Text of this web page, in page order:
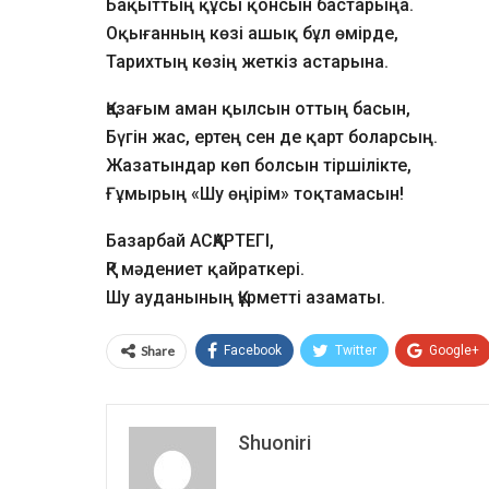
Бақыттың құсы қонсын бастарыңа.
Оқығанның көзі ашық бұл өмірде,
Тарихтың көзің жеткіз астарына.
Қазағым аман қылсын оттың басын,
Бүгін жас, ертең сен де қарт боларсың.
Жазатындар көп болсын тіршілікте,
Ғұмырың «Шу өңірім» тоқтамасын!
Базарбай АСҚАРТЕГІ,
ҚР мәдениет қайраткері.
Шу ауданының Құрметті азаматы.
Share Facebook Twitter Google+
Shuoniri